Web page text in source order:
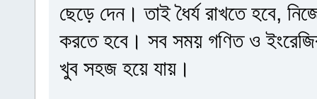
ছেড়ে দেন। তাই ধৈর্য রাখতে হবে,
করতে হবে। সব সময় গণিত ও
খুব সহজ হয়ে যায়।